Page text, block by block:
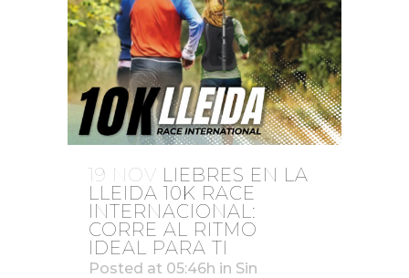
19 NOV LIEBRES EN LA
LLEIDA 10K RACE
INTERNACIONAL:
CORRE AL RITMO
IDEAL PARA TI
Posted at 05:46h in Sin